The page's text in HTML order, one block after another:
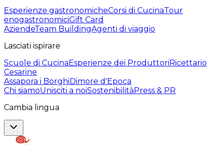
Esperienze gastronomicheCorsi di CucinaTour
enogastronomiciGift Card
AziendeTeam BuildingAgenti di viaggio
Lasciati ispirare
Scuole di CucinaEsperienze dei ProduttoriRicettario
Cesarine
Assapora i BorghiDimore d'Epoca
Chi siamoUnisciti a noiSostenibilitàPress & PR
Cambia lingua